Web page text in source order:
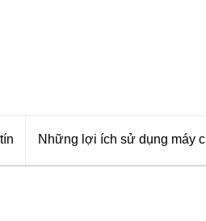
Những lợi ích sử dụng máy